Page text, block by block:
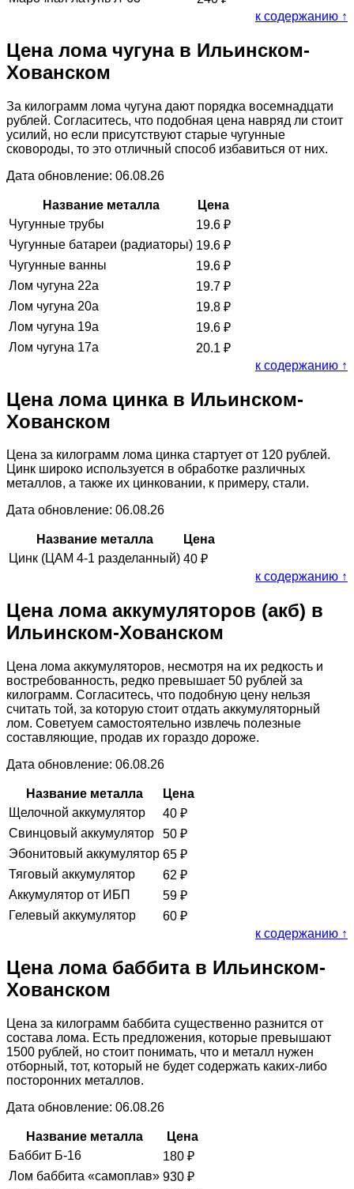
к содержанию ↑
Цена лома чугуна в Ильинском-
Хованском
За килограмм лома чугуна дают порядка восемнадцати
рублей. Согласитесь, что подобная цена навряд ли стоит
усилий, но если присутствуют старые чугунные
сковороды, то это отличный способ избавиться от них.
Дата обновление: 06.08.26
Название металла
Цена
Чугунные трубы
19.6 ₽
Чугунные батареи (радиаторы) 19.6 ₽
Чугунные ванны
19.6 ₽
Лом чугуна 22а
19.7 ₽
Лом чугуна 20а
19.8 ₽
Лом чугуна 19а
19.6 ₽
Лом чугуна 17а
20.1 ₽
к содержанию ↑
Цена лома цинка в Ильинском-
Хованском
Цена за килограмм лома цинка стартует от 120 рублей.
Цинк широко используется в обработке различных
металлов, а также их цинковании, к примеру, стали.
Дата обновление: 06.08.26
Название металла
Цена
Цинк (ЦАМ 4-1 разделанный) 40 ₽
к содержанию ↑
Цена лома аккумуляторов (акб) в
Ильинском-Хованском
Цена лома аккумуляторов, несмотря на их редкость и
востребованность, редко превышает 50 рублей за
килограмм. Согласитесь, что подобную цену нельзя
считать той, за которую стоит отдать аккумуляторный
лом. Советуем самостоятельно извлечь полезные
составляющие, продав их гораздо дороже.
Дата обновление: 06.08.26
Название металла
Цена
Щелочной аккумулятор
40 ₽
Свинцовый аккумулятор
50 ₽
Эбонитовый аккумулятор 65 ₽
Тяговый аккумулятор
62 ₽
Аккумулятор от ИБП
59 ₽
Гелевый аккумулятор
60 ₽
к содержанию ↑
Цена лома баббита в Ильинском-
Хованском
Цена за килограмм баббита существенно разнится от
состава лома. Есть предложения, которые превышают
1500 рублей, но стоит понимать, что и металл нужен
отборный, тот, который не будет содержать каких-либо
посторонних металлов.
Дата обновление: 06.08.26
Название металла
Цена
Баббит Б-16
180 ₽
Лом баббита «самоплав» 930 ₽